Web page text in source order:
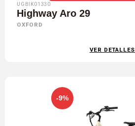
UGBIK01330
Highway Aro 29
OXFORD
VER DETALLES
-9%